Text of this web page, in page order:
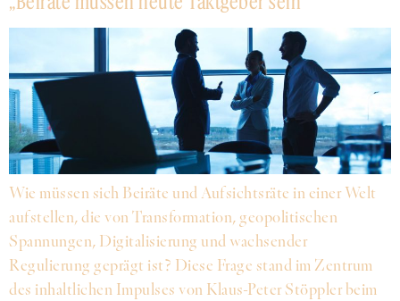
Wie müssen sich Beiräte und Aufsichtsräte in einer Welt
aufstellen, die von Transformation, geopolitischen
Spannungen, Digitalisierung und wachsender
Regulierung geprägt ist? Diese Frage stand im Zentrum
des inhaltlichen Impulses von Klaus-Peter Stöppler beim